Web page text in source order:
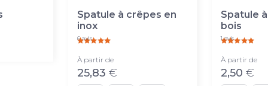
Spatule à crêpes en
inox
6 avis
À partir de
25,83 €
Spatule
bois
1 avis
À partir de
2,50 €